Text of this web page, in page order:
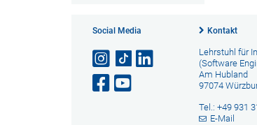
Social Media Kontakt
Lehrstuhl für
(Software
Am Hubland
97074
Tel.: +49 931
E-Mail